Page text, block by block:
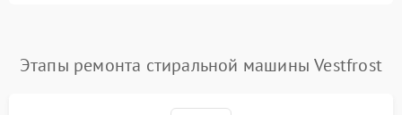
2200 ₽ Подробнее →
Этапы ремонта стиральной машины Vestfrost